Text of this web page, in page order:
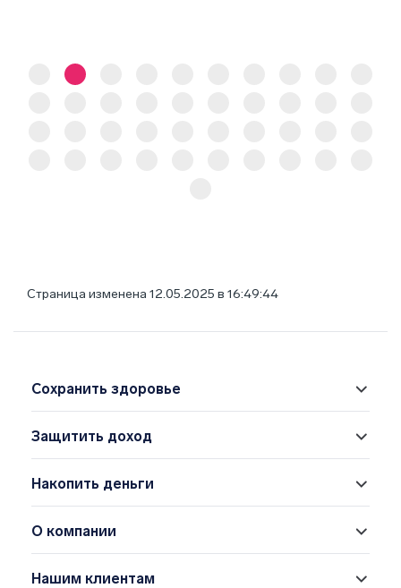
Страница изменена 12.05.2025 в 16:49:44
Сохранить здоровье
Защитить доход
Накопить деньги
О компании
Нашим клиентам